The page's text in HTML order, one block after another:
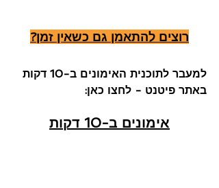
רוצים להתאמן גם כשאין זמן?
למעבר לתוכנית האימונים ב-10 דקות
באתר פיטנט - לחצו כאן:
אימונים ב-10 דקות